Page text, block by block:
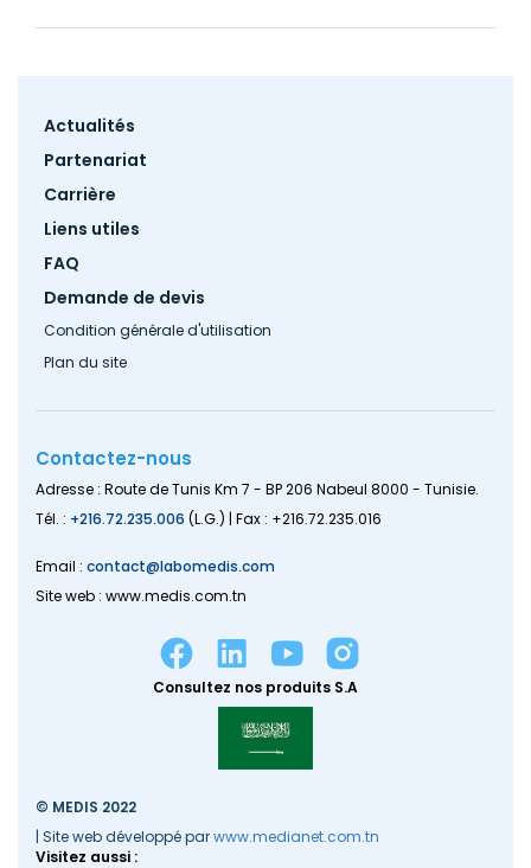
Footer
Actualités
Partenariat
Carrière
Liens utiles
FAQ
Demande de devis
Condition générale d'utilisation
Plan du site
Contactez-nous
Adresse : Route de Tunis Km 7 - BP 206 Nabeul 8000 - Tunisie.
Tél. : +216.72.235.006 (L.G.) | Fax : +216.72.235.016
Email : contact@labomedis.com
Site web : www.medis.com.tn
Consultez nos produits S.A
© MEDIS 2022
| Site web développé parwww.medianet.com.tn
Visitez aussi :